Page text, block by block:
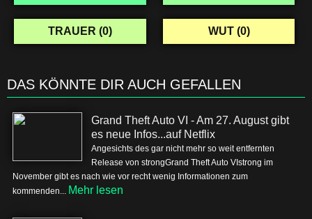
TRAUER (0) WUT (0)
DAS KÖNNTE DIR AUCH GEFALLEN
Grand Theft Auto VI - Am 27. August gibt
es neue Infos...auf Netflix
Angesichts des gar nicht mehr so weit entfernten
Release von strongGrand Theft Auto VIstrong im
November gibt es nach wie vor recht wenig Informationen zum
kommenden... Mehr lesen